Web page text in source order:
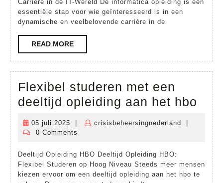
Informatica
Opleiding
Jouw
Toekomst
Carrière in de IT-Wereld De informatica opleiding is een
essentiële stap voor wie geïnteresseerd is in een
dynamische en veelbelovende carrière in de
READ MOREREAD
MORE
Flexibel studeren met een
deeltijd opleiding aan het hbo
met
een
05 juli 2025
05
juli
crisisbeheersingnederland
0 Comments
Deeltijd Opleiding HBO Deeltijd Opleiding HBO:
Flexibel Studeren op Hoog Niveau Steeds meer mensen
kiezen ervoor om een deeltijd opleiding aan het hbo te